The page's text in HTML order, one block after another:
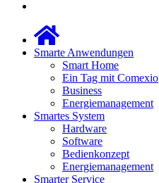
Smarte Anwendungen
Smart Home
Ein Tag mit Comexio
Business
Energiemanagement
Smartes System
Hardware
Software
Bedienkonzept
Energiemanagement
Smarter Service